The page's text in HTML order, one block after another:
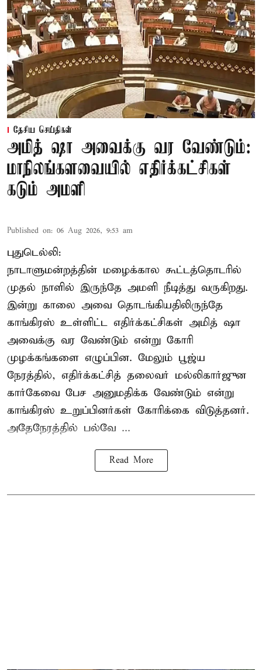
தேசிய செய்திகள்
அமித் ஷா அவைக்கு வர வேண்டும்:
மாநிலங்களவையில் எதிர்க்கட்சிகள்
கடும் அமளி
Published on: 06 Aug 2026, 9:53 am
புதுடெல்லி:
நாடாளுமன்றத்தின் மழைக்கால கூட்டத்தொடரில்
முதல் நாளில் இருந்தே அமளி நீடித்து வருகிறது.
இன்று காலை அவை தொடங்கியதிலிருந்தே
காங்கிரஸ் உள்ளிட்ட எதிர்க்கட்சிகள் அமித் ஷா
அவைக்கு வர வேண்டும் என்று கோரி
முழக்கங்களை எழுப்பின. மேலும் பூஜ்ய
நேரத்தில், எதிர்க்கட்சித் தலைவர் மல்லிகார்ஜுன
கார்கேவை பேச அனுமதிக்க வேண்டும் என்று
காங்கிரஸ் உறுப்பினர்கள் கோரிக்கை விடுத்தனர்.
அதேநேரத்தில் பல்வே ...
Read More